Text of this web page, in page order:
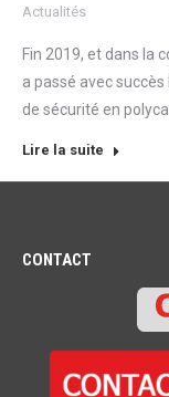
Actualités
Fin 2019, et dans la
a passé avec
de sécurité en
Lire la suite
CONTACT